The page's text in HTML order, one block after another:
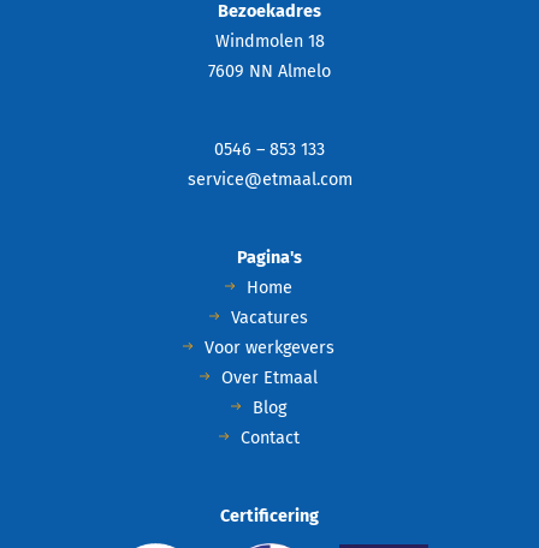
Bezoekadres
Windmolen 18
7609 NN Almelo
0546 – 853 133
service@etmaal.com
Pagina's
Home
Vacatures
Voor werkgevers
Over Etmaal
Blog
Contact
Certificering